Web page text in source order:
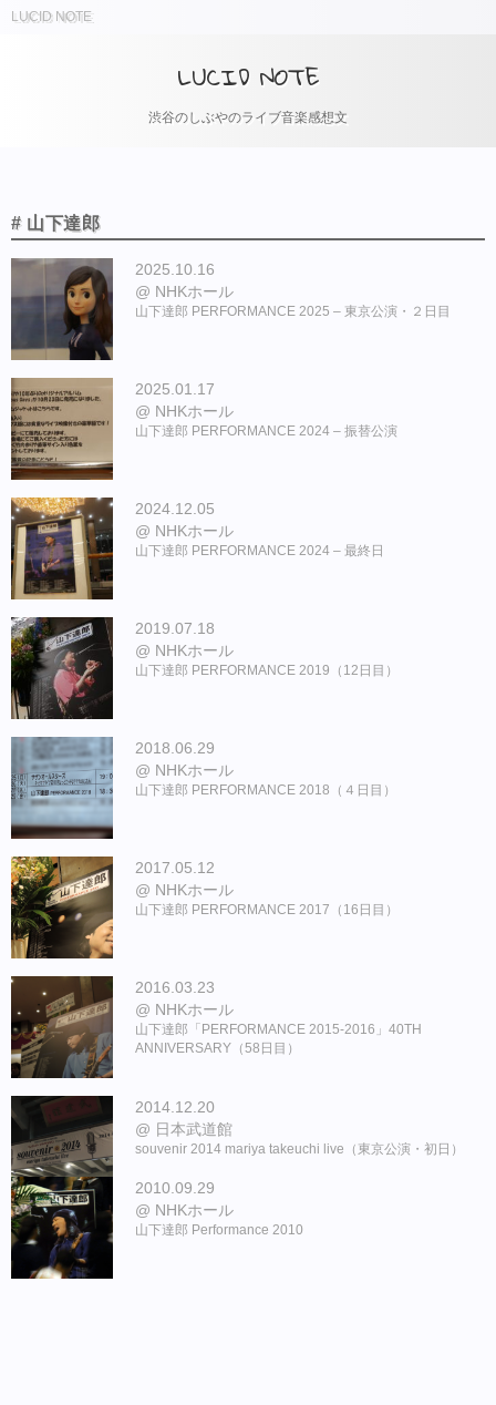
LUCID NOTE
LUCID NOTE
渋谷のしぶやのライブ音楽感想文
# 山下達郎
2025.10.16
NHKホール
山下達郎 PERFORMANCE 2025 – 東京公演・２日目
2025.01.17
NHKホール
山下達郎 PERFORMANCE 2024 – 振替公演
2024.12.05
NHKホール
山下達郎 PERFORMANCE 2024 – 最終日
2019.07.18
NHKホール
山下達郎 PERFORMANCE 2019（12日目）
2018.06.29
NHKホール
山下達郎 PERFORMANCE 2018（４日目）
2017.05.12
NHKホール
山下達郎 PERFORMANCE 2017（16日目）
2016.03.23
NHKホール
山下達郎「PERFORMANCE 2015-2016」40TH
ANNIVERSARY（58日目）
2014.12.20
日本武道館
souvenir 2014 mariya takeuchi live（東京公演・初日）
2010.09.29
NHKホール
山下達郎 Performance 2010